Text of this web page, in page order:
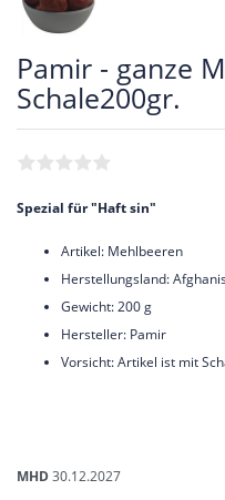
Pamir - ganze
Schale200gr.
Spezial für "Haft sin"
Artikel: Mehlbeeren
Herstellungsland:
Gewicht: 200 g
Hersteller: Pamir
Vorsicht: Artikel ist mit
MHD30.12.2027